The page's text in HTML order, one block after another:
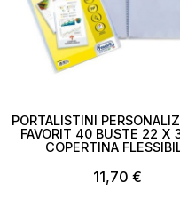
PORTALISTINI
FAVORIT 40 BUSTE 22 X
COPERTINA
11,70 €